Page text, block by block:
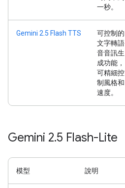
一秒。
Gemini 2.5 Flash TTS
可控制的
文字轉語
音音訊生
成功能，
可精細控
制風格和
速度。
Gemini 2.5 Flash-Lite
模型 說明